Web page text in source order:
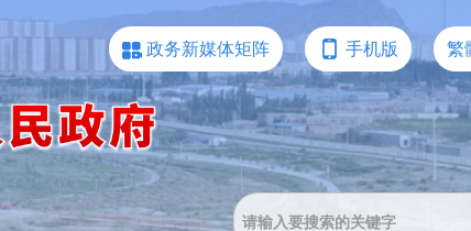
政务新媒体矩阵 手机版 繁